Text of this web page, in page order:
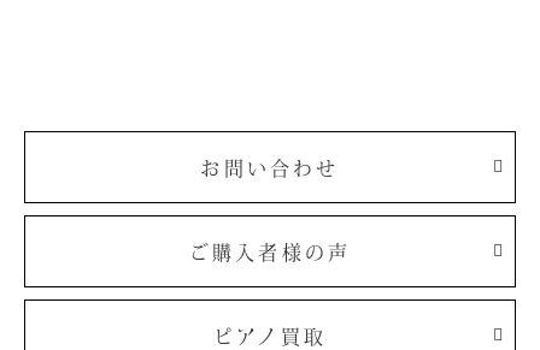
お問い合わせ
ご購入者様の声
ピアノ買取